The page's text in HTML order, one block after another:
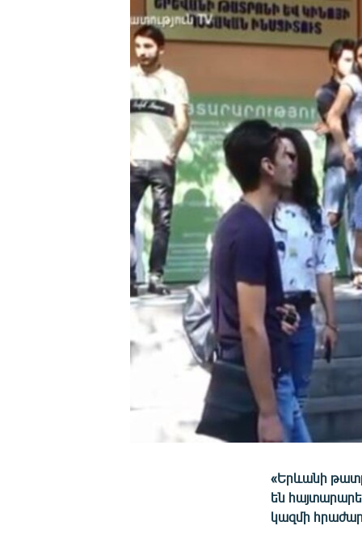
ՄԵԿՆԱԲԱՆՈՒԹՅՈՒՆ
ՁԳՏԵԼՈՎ ԼԱՎԱԳՈՒՅՆԻՆ
«Երևանի
են
կազմի